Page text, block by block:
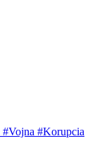
#Vojna #Korupcia